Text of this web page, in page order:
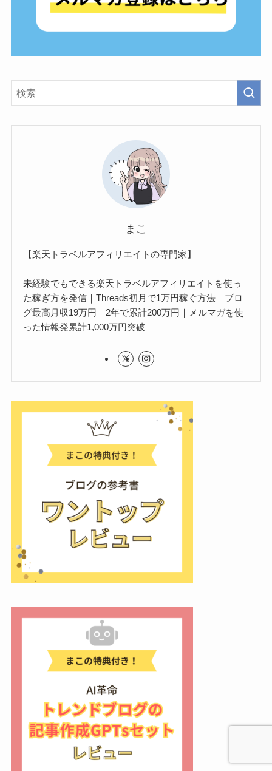
まこ
【楽天トラベルアフィリエイトの専門家】
未経験でもできる楽天トラベルアフィリエイトを使っ
た稼ぎ方を発信｜Threads初月で1万円稼ぐ方法｜ブロ
グ最高月収19万円｜2年で累計200万円｜メルマガを使
った情報発累計1,000万円突破